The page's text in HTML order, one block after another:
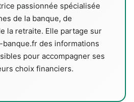
passionnée spécialisée
de la banque, de
la retraite. Elle partage sur
des informations
pour accompagner ses
choix financiers.